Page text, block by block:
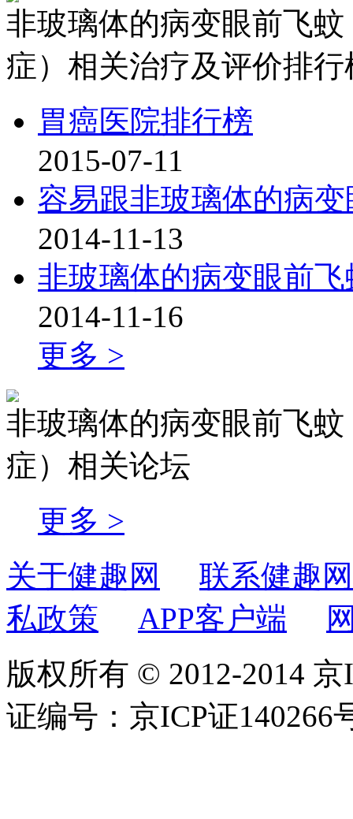
非玻璃体的病变眼前飞
症）相关治疗及评价排行
胃癌医院排行榜
2015-07-11
容易跟非玻璃体的病
2014-11-13
非玻璃体的病变眼前
2014-11-16
更多 >
非玻璃体的病变眼前飞
症）相关论坛
更多 >
关于健趣网
联系健趣网
私政策
APP客户端
版权所有 © 2012-2014
证编号：京ICP证140266